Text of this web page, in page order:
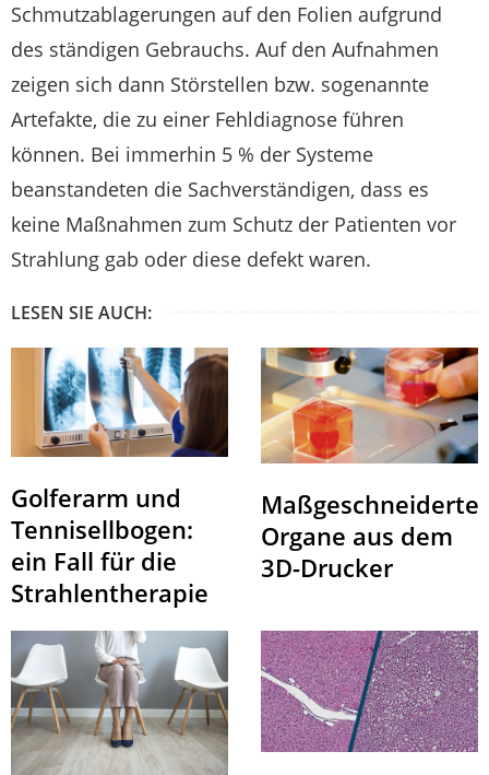
Schmutzablagerungen auf den Folien aufgrund
des ständigen Gebrauchs. Auf den Aufnahmen
zeigen sich dann Störstellen bzw. sogenannte
Artefakte, die zu einer Fehldiagnose führen
können. Bei immerhin 5 % der Systeme
beanstandeten die Sachverständigen, dass es
keine Maßnahmen zum Schutz der Patienten vor
Strahlung gab oder diese defekt waren.
LESEN SIE AUCH:
Golferarm und
Tennisellbogen:
ein Fall für die
Strahlentherapie
Maßgeschneiderte
Organe aus dem
3D-Drucker